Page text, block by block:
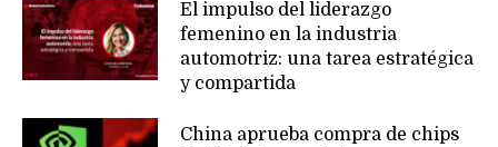
El impulso del liderazgo
femenino en la industria
automotriz: una tarea estratégica
y compartida
China aprueba compra de chips